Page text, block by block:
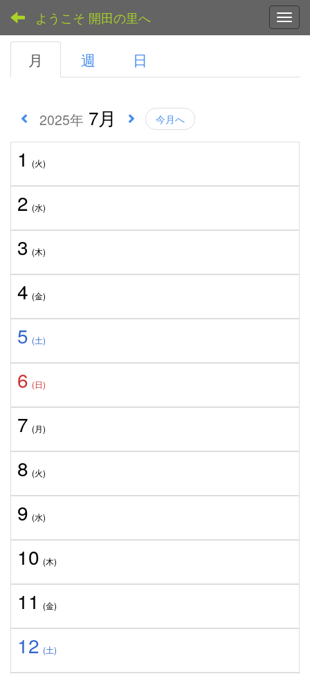
ようこそ 開田の里へ
月 週 日
2025年 7月 今月へ
1 (火)
2 (水)
3 (木)
4 (金)
5 (土)
6 (日)
7 (月)
8 (火)
9 (水)
10 (木)
11 (金)
12 (土)